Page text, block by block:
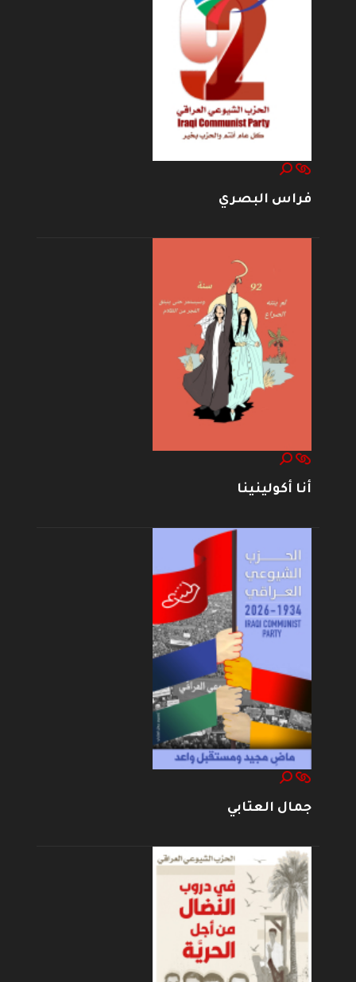
فراس البصري
أنا أكولينينا
جمال العتابي